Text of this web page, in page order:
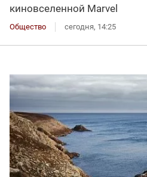
киновселенной Marvel
Общество сегодня, 14:25